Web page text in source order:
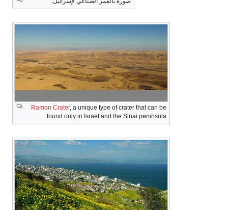
Ramon Crater, a unique type of crater that can be
found only in Israel and the Sinai peninsula